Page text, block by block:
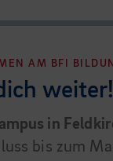
AM BFI
weiter!
in
bis zum